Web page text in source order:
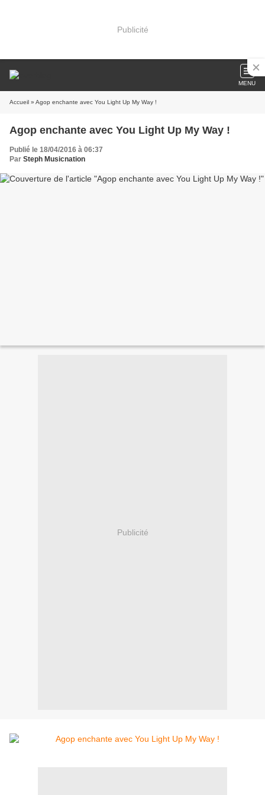
Publicité
MENU
Accueil » Agop enchante avec You Light Up My Way !
Agop enchante avec You Light Up My Way !
Publié le 18/04/2016 à 06:37
Par Steph Musicnation
Publicité